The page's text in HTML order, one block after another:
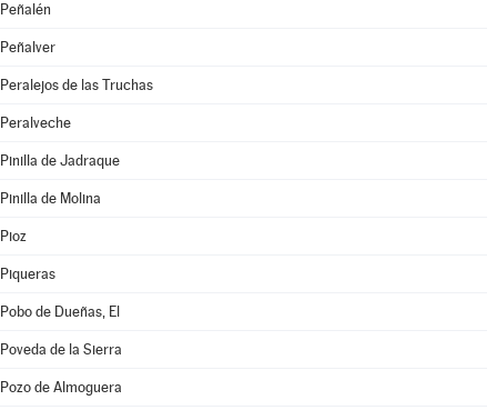
Peñalén
Peñalver
Peralejos de las Truchas
Peralveche
Pinilla de Jadraque
Pinilla de Molina
Pioz
Piqueras
Pobo de Dueñas, El
Poveda de la Sierra
Pozo de Almoguera